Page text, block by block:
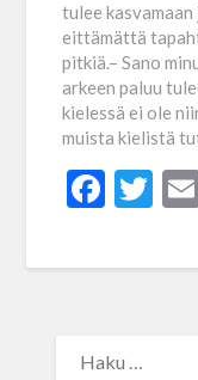
tulee
eittämättä
pitkiä.– Sano
arkeen paluu
kielessä ei ole
muista kielistä